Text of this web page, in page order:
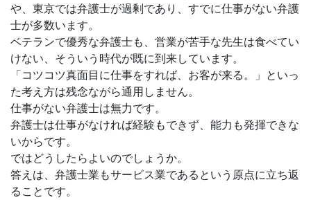
や、東京では弁護士が過剰であり、すでに仕事がない弁護
士が多数います。
ベテランで優秀な弁護士も、営業が苦手な先生は食べてい
けない、そういう時代が既に到来しています。
「コツコツ真面目に仕事をすれば、お客が来る。」といっ
た考え方は残念ながら通用しません。
仕事がない弁護士は無力です。
弁護士は仕事がなければ経験もできず、能力も発揮できな
いからです。
ではどうしたらよいのでしょうか。
答えは、弁護士業もサービス業であるという原点に立ち返
ることです。